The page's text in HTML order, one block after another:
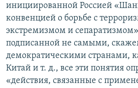
инициированной Россией
конвенцией о борьбе с
экстремизмом и
подписанной не самыми,
демократическими странами,
Китай и т. д., все эти понятия
«действия, связанные с